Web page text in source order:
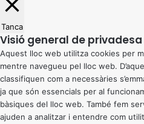
Tanca
Visió general de privadesa
Aquest lloc web utilitza cookies per
mentre navegueu pel lloc web.
classifiquen com a necessàries
ja que són essencials per al
bàsiques del lloc web. També fem
ajuden a analitzar i entendre com